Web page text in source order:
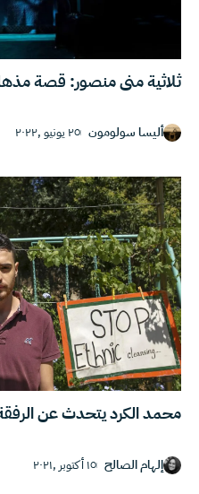
ثلاثية منى منصور: قصة
أليسا سولومون ٢٥ يونيو ,٢٠٢٢
محمد الكرد يتحدث عن
إلهام الصالح ١٥ أكتوبر ,٢٠٢١